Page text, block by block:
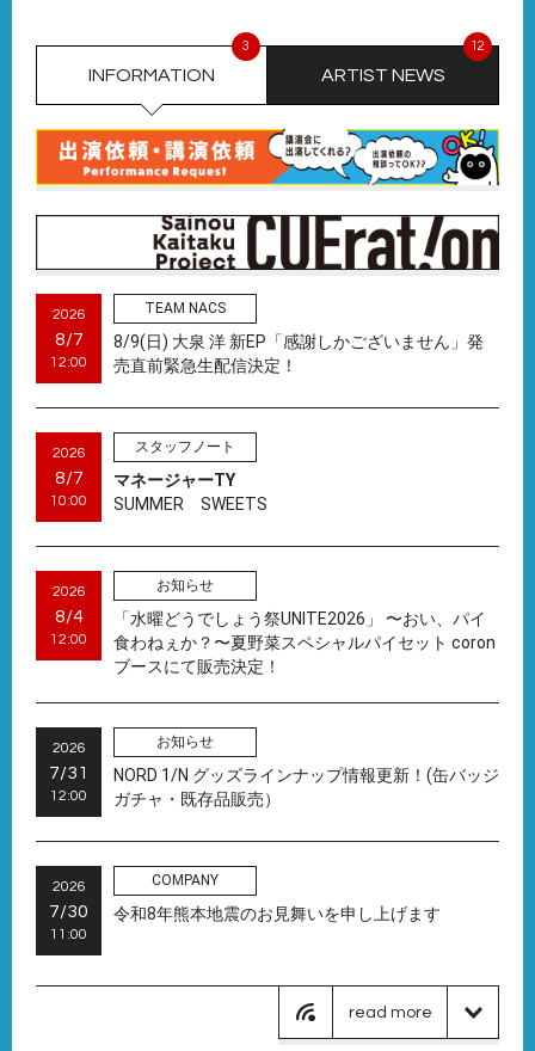
INFORMATION
3
ARTIST NEWS
12
2026
8/7
12:00
TEAM NACS
8/9(日) 大泉 洋 新EP「感謝しかございません」発
売直前緊急生配信決定！
2026
8/7
10:00
スタッフノート
マネージャーTY
SUMMER SWEETS
2026
8/4
12:00
お知らせ
「水曜どうでしょう祭UNITE2026」 〜おい、パイ
食わねぇか？〜夏野菜スペシャルパイセット coron
ブースにて販売決定！
2026
7/31
12:00
お知らせ
NORD 1/N グッズラインナップ情報更新！(缶バッジ
ガチャ・既存品販売）
2026
7/30
11:00
COMPANY
令和8年熊本地震のお見舞いを申し上げます
read more
20:00
舞台
島 太星
ミュージカル『秘密の花園』
2026年10月
17日
ライブ/イベント
舟木 健、安保 卓城、島 太星、瀧原 光
NORD NEW EP『1/N』発売記念企
画の実施､安保卓城・瀧原光のトー
クイベントが決定！
2026
8/5
12:00
大泉 洋
NTV「24時間テレビ49-愛は地球を
救う-」
2026
8/5
12:00
ライブ/イベント
NORD
「NORD 10th Anniversary LIVE
"1/N"」8月8日開催
2026年8月8日
2026
8/4
13:00
映画
藤尾 仁志、滝谷 美夢
『BYE BYE LOVE 探偵は BAR にい
2026年8月4日